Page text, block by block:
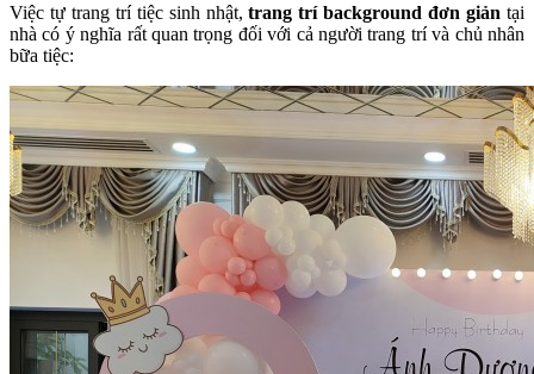
Việc tự trang trí tiệc sinh nhật, trang trí background đơn giản tại
nhà có ý nghĩa rất quan trọng đối với cả người trang trí và chủ nhân
bữa tiệc: